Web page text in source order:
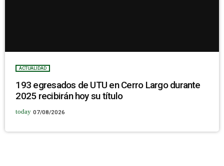
ACTUALIDAD
193 egresados de UTU en Cerro Largo durante
2025 recibirán hoy su título
today 07/08/2026